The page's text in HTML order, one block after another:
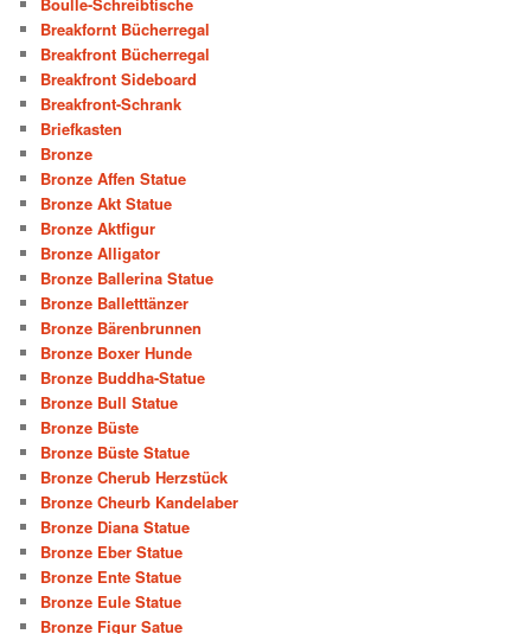
Breakfornt Bücherregal
Breakfront Bücherregal
Breakfront Sideboard
Breakfront-Schrank
Briefkasten
Bronze
Bronze Affen Statue
Bronze Akt Statue
Bronze Aktfigur
Bronze Alligator
Bronze Ballerina Statue
Bronze Balletttänzer
Bronze Bärenbrunnen
Bronze Boxer Hunde
Bronze Buddha-Statue
Bronze Bull Statue
Bronze Büste
Bronze Büste Statue
Bronze Cherub Herzstück
Bronze Cheurb Kandelaber
Bronze Diana Statue
Bronze Eber Statue
Bronze Ente Statue
Bronze Eule Statue
Bronze Figur Satue